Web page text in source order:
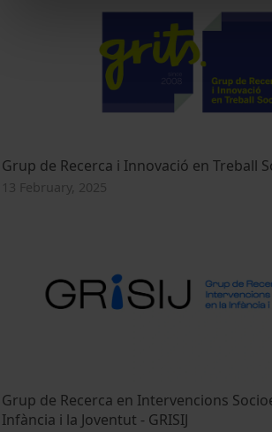
Grup de Recerca i Innovació en Treball
13 February, 2025
Grup de Recerca en Intervencions
Infància i la Joventut - GRISIJ